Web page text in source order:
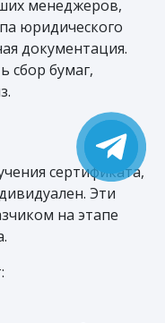
менеджеров,
юридического
документация.
сбор бумаг,
сертификата,
Эти
на этапе